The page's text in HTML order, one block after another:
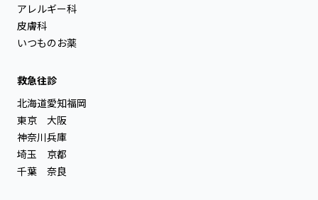
アレルギー科
皮膚科
いつものお薬
救急往診
北海道
東京
神奈川
埼玉
千葉
愛知
大阪
兵庫
京都
奈良
福岡